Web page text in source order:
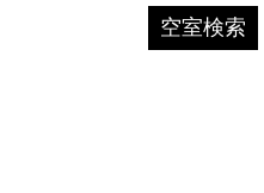
空室検索